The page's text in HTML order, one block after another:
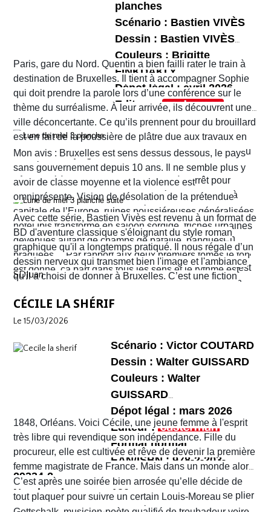
la fête organisée pour l'anniversaire d'Hérode,
Salomé danse devant le roi qui, charmé, promet
de lui offrir tout ce qu’elle désire…
son scénario superbement illustré par Eduard
Torrents. Ce nouveau péplum réunit tous les
ingrédients d’une bonne histoire comme Jean
Dufaux en a le secret. Il nous fait partager les
tensions familiales, les rivalités et jalousies
amoureuses, les jeux de pouvoir, les ambitions et
fragilités des uns et des autres. Le récit ne cesse
de nous surprendre et de nous tenir en haleine.
L’ensemble bénéficie de couleurs travaillées et
poussées parBertrand Denoulet qui mettent bien
en lumière les décors et les costumes dont ceux
d'Hérodias et de Salomé.
planches
Scénario : Bastien VIVÈS
Dessin : Bastien VIVÈS
Couleurs : Brigitte
FINKDAKLY
Dépot légal : avril 2026
Editeur :
Format normal
EAN/ISBN : 978-2-203-29047-1
Nombre de pages : 48
Paris, gare du Nord. Quentin a bien failli rater le train à
destination de Bruxelles. Il tient à accompagner Sophie
qui doit prendre la parole lors d’une conférence sur le
thème du surréalisme. À leur arrivée, ils découvrent une
ville déconcertante. Ce qu’ils prennent pour du brouillard
est en fait de la poussière de plâtre due aux travaux en
cours un peu partout dans la ville. Quant au tramway ou
au métro qu’ils pensaient prendre pour rejoindre leur
hôtel situé à Ixelles, ils sont eux aussi à l’arrêt pour
cause de travaux. Finalement, ils décident d’y aller à
pied. Sur leur route, Quentin découvre la librairie
d’occasion Pêle-mêle. Il propose à Sophie d’y jeter un
coup d’œil mais les ennuis vont vite commencer. En
réalité c’est la ville entière qui semble être tombée dans
une violence sans nom. C'est véritablement le Far West
avec son lot d’insécurité et d’anarchie. Il y a même un
shérif !
Mon avis : Bruxelles est sens dessus dessous, le pays
sans gouvernement depuis 10 ans. Il ne semble plus y
avoir de classe moyenne et la violence est
omniprésente. Vision de désolation de la prétendue
capitale de l’Europe, ruines poussiéreuses généralisées,
hôtel Ibis transformé en saloon sordide, friches urbaines
devenues autant de champs de bataille, banques
braquées… Par rapport aux deux premiers tomes le ton
est donné, ça part dans tous les sens et le rythme est
plus que soutenu de bout en bout. Sophie et Quentin
vont devoir faire face à une situation totalement confuse
vont rapidement se découvrir as de la gâchette, surtout
Sophie. Un album, on peut le dire, surréaliste.
Avec cette série, Bastien Vivès est revenu à un format de
BD d'aventure classique s'éloignant du style roman
graphique qu'il a longtemps pratiqué. Il nous régale d’un
dessin nerveux qui transmet bien l'image et l'ambiance
qu'il a choisi de donner à Bruxelles. C’est une fiction
Bruxelles de 2026 telle que perçue par nombre de ses
habitants !
SDJuan
CÉCILE LA SHÉRIF
Le 15/03/2026
Scénario : Victor COUTARD
Dessin : Walter GUISSARD
Couleurs : Walter
GUISSARD
Dépot légal : mars 2026
Editeur :
Format normal
EAN/ISBN : 978-2-203-
29334-2
Nombre de pages :120
1848, Orléans. Voici Cécile, une jeune femme à l'esprit
très libre qui revendique son indépendance. Fille du
procureur, elle est cultivée et rêve de devenir la première
femme magistrate de France. Mais dans un monde alors
très machiste, elle est confrontée à une institution
judiciaire exclusivement masculine. Refusant de se plier
aux conventions sociales de l'époque, elle ne cesse de
C’est après une soirée bien arrosée qu’elle décide de
tout plaquer pour suivre un certain Louis-Moreau